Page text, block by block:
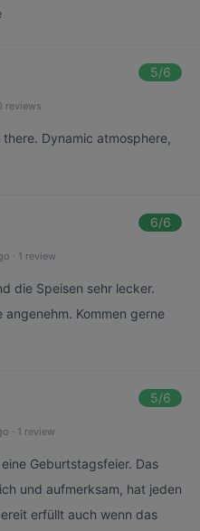
5/6
reviews
Dynamic atmosphere,
6/6
· 1 review
die Speisen sehr lecker.
angenehm. Kommen gerne
5/6
· 1 review
Geburtstagsfeier. Das
und aufmerksam, hat jeden
erfüllt auch wenn das